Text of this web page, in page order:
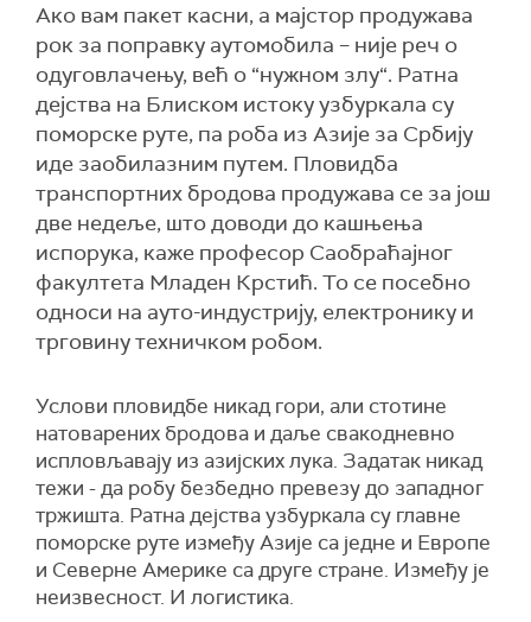
Ако вам пакет касни, а мајстор продужава
рок за поправку аутомобила – није реч о
одуговлачењу, већ о “нужном злу“. Ратна
дејства на Блиском истоку узбуркала су
поморске руте, па роба из Азије за Србију
иде заобилазним путем. Пловидба
транспортних бродова продужава се за још
две недеље, што доводи до кашњења
испорука, каже професор Саобраћајног
факултета Младен Крстић. То се посебно
односи на ауто-индустрију, електронику и
трговину техничком робом.
Услови пловидбе никад гори, али стотине
натоварених бродова и даље свакодневно
испловљавају из азијских лука. Задатак никад
тежи - да робу безбедно превезу до западног
тржишта. Ратна дејства узбуркала су главне
поморске руте између Азије са једне и Европе
и Северне Америке са друге стране. Између је
неизвесност. И логистика.